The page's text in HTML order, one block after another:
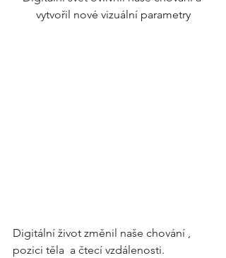
vytvořil nové vizuální parametry
Digitální život změnil naše chování ,
pozici těla  a čtecí vzdálenosti.